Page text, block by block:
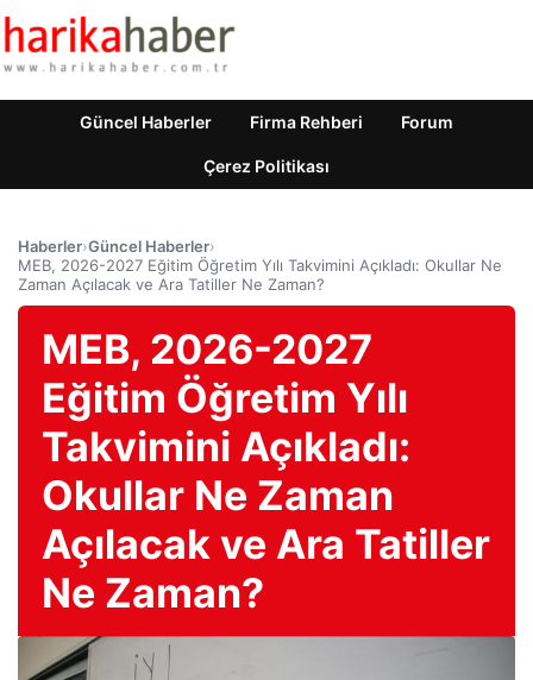
Güncel Haberler Firma Rehberi Forum
Çerez Politikası
Haberler›Güncel Haberler›
MEB, 2026-2027 Eğitim Öğretim Yılı Takvimini Açıkladı: Okullar Ne
Zaman Açılacak ve Ara Tatiller Ne Zaman?
MEB, 2026-2027
Eğitim Öğretim Yılı
Takvimini Açıkladı:
Okullar Ne Zaman
Açılacak ve Ara Tatiller
Ne Zaman?